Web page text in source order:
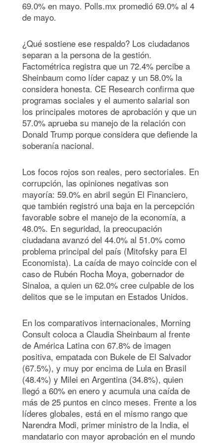
69.0% en mayo. Polls.mx promedió 69.0% al 4
de mayo.
¿Qué sostiene ese respaldo? Los ciudadanos
separan a la persona de la gestión.
Factométrica registra que un 72.4% percibe a
Sheinbaum como líder capaz y un 58.0% la
considera honesta. CE Research confirma que
programas sociales y el aumento salarial son
los principales motores de aprobación y que un
57.0% aprueba su manejo de la relación con
Donald Trump porque considera que defiende la
soberanía nacional.
Los focos rojos son reales, pero sectoriales. En
corrupción, las opiniones negativas son
mayoría: 59.0% en abril según El Financiero,
que también registró una baja en la percepción
favorable sobre el manejo de la economía, a
48.0%. En seguridad, la preocupación
ciudadana avanzó del 44.0% al 51.0% como
problema principal del país (Mitofsky para El
Economista). La caída de mayo coincide con el
caso de Rubén Rocha Moya, gobernador de
Sinaloa, a quien un 62.0% cree culpable de los
delitos que se le imputan en Estados Unidos.
En los comparativos internacionales, Morning
Consult coloca a Claudia Sheinbaum al frente
de América Latina con 67.8% de imagen
positiva, empatada con Bukele de El Salvador
(67.5%), y muy por encima de Lula en Brasil
(48.4%) y Milei en Argentina (34.8%), quien
llegó a 60% en enero y acumula una caída de
más de 25 puntos en cinco meses. Frente a los
líderes globales, está en el mismo rango que
Narendra Modi, primer ministro de la India, el
mandatario con mayor aprobación en el mundo